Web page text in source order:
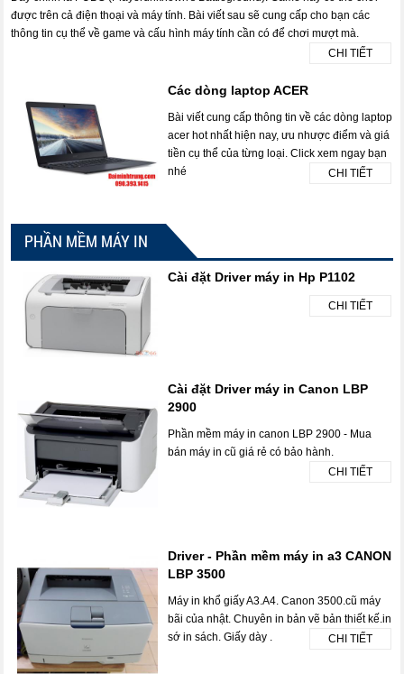
được trên cả điện thoại và máy tính. Bài viết sau sẽ cung cấp cho bạn các
thông tin cụ thể về game và cấu hình máy tính cần có để chơi mượt mà.
CHI TIẾT
Các dòng laptop ACER
Bài viết cung cấp thông tin về các dòng laptop
acer hot nhất hiện nay, ưu nhược điểm và giá
tiền cụ thể của từng loại. Click xem ngay bạn
nhé
CHI TIẾT
PHẦN MỀM MÁY IN
Cài đặt Driver máy in Hp P1102
CHI TIẾT
Cài đặt Driver máy in Canon LBP
2900
Phần mềm máy in canon LBP 2900 - Mua
bán máy in cũ giá rẻ có bảo hành.
CHI TIẾT
Driver - Phần mềm máy in a3 CANON
LBP 3500
Máy in khổ giấy A3.A4. Canon 3500.cũ máy
bãi của nhật. Chuyên in bản vẽ bản thiết kế.in
sớ in sách. Giấy dày .
CHI TIẾT